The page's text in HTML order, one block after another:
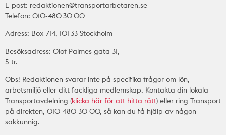
E-post: redaktionen@transportarbetaren.se
Telefon: 010-480 30 00
Adress: Box 714, 101 33 Stockholm
Besöksadress: Olof Palmes gata 31,
5 tr.
Obs! Redaktionen svarar inte på specifika frågor om lön,
arbetsmiljö eller ditt fackliga medlemskap. Kontakta din lokala
Transportavdelning (klicka här för att hitta rätt) eller ring Transport
på direkten, 010-480 30 00, så kan du få hjälp av någon
sakkunnig.